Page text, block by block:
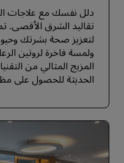
دلل نفسك مع علاجات
تقاليد الشرق الأقصى.
لتعزيز صحة بشرتك
ولمسة فاخرة لروتين
المزيج المثالي من
الحديثة للحصول على